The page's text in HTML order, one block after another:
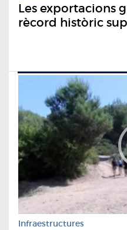
Les exportacions
rècord històric
Infraestructures